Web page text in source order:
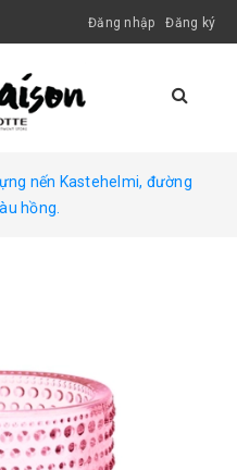
Đăng nhập Đăng ký
nến Kastehelmi, đường
hồng.